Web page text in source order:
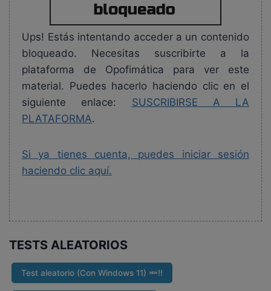
Ups! Estás intentando acceder a un contenido
bloqueado. Necesitas suscribirte a la
plataforma de Opofimática para ver este
material. Puedes hacerlo haciendo clic en el
siguiente enlace: SUSCRIBIRSE A LA
PLATAFORMA.
Si ya tienes cuenta, puedes iniciar sesión
haciendo clic aquí.
TESTS ALEATORIOS
Test aleatorio (Con Windows 11) ‼